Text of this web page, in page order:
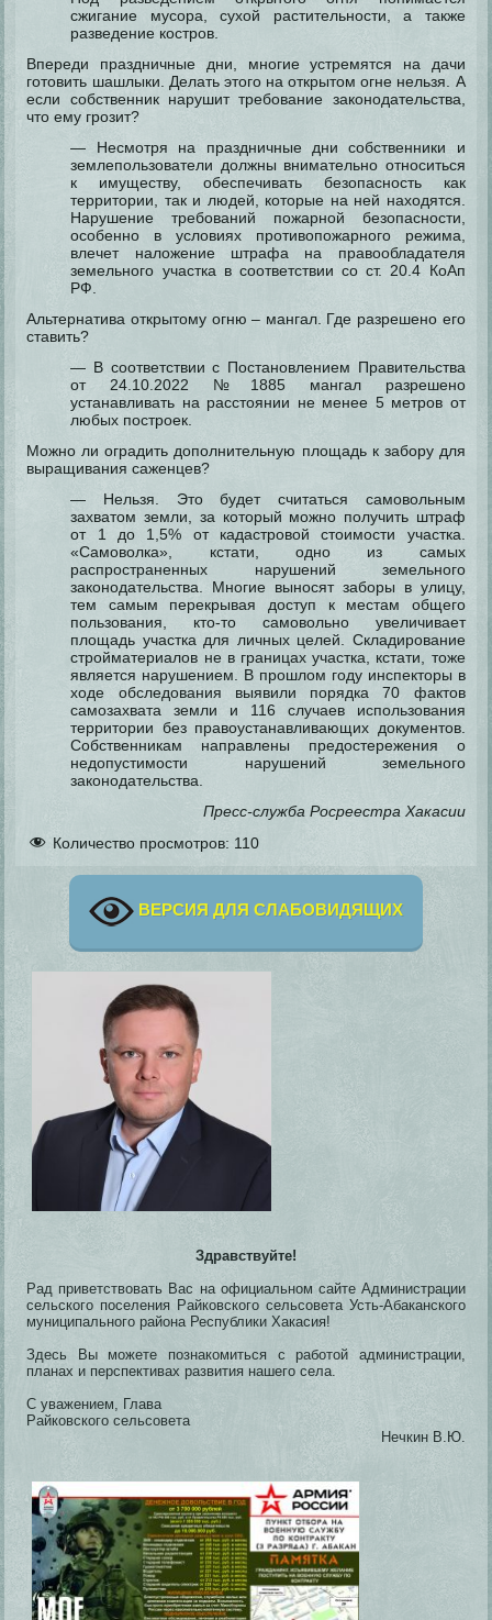
сжигание мусора, сухой растительности, а также
разведение костров.
Впереди праздничные дни, многие устремятся на дачи
готовить шашлыки. Делать этого на открытом огне нельзя. А
если собственник нарушит требование законодательства,
что ему грозит?
— Несмотря на праздничные дни собственники и
землепользователи должны внимательно относиться
к имуществу, обеспечивать безопасность как
территории, так и людей, которые на ней находятся.
Нарушение требований пожарной безопасности,
особенно в условиях противопожарного режима,
влечет наложение штрафа на правообладателя
земельного участка в соответствии со ст. 20.4 КоАп
РФ.
Альтернатива открытому огню – мангал. Где разрешено его
ставить?
— В соответствии с Постановлением Правительства
от 24.10.2022 №1885 мангал разрешено
устанавливать на расстоянии не менее 5 метров от
любых построек.
Можно ли оградить дополнительную площадь к забору для
выращивания саженцев?
— Нельзя. Это будет считаться самовольным
захватом земли, за который можно получить штраф
от 1 до 1,5% от кадастровой стоимости участка.
«Самоволка», кстати, одно из самых
распространенных нарушений земельного
законодательства. Многие выносят заборы в улицу,
тем самым перекрывая доступ к местам общего
пользования, кто-то самовольно увеличивает
площадь участка для личных целей. Складирование
стройматериалов не в границах участка, кстати, тоже
является нарушением. В прошлом году инспекторы в
ходе обследования выявили порядка 70 фактов
самозахвата земли и 116 случаев использования
территории без правоустанавливающих документов.
Собственникам направлены предостережения о
недопустимости нарушений земельного
законодательства.
Пресс-служба Росреестра Хакасии
Количество просмотров: 110
ВЕРСИЯ ДЛЯ СЛАБОВИДЯЩИХ
Здравствуйте!
Рад приветствовать Вас на официальном сайте Администрации
сельского поселения Райковского сельсовета Усть-Абаканского
муниципального района Республики Хакасия!
Здесь Вы можете познакомиться с работой администрации,
планах и перспективах развития нашего села.
С уважением, Глава
Райковского сельсовета
Нечкин В.Ю.